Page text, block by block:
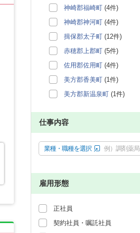
神崎郡福崎町 (4件)
神崎郡神河町 (4件)
揖保郡太子町 (12件)
赤穂郡上郡町 (5件)
佐用郡佐用町 (4件)
美方郡香美町 (1件)
美方郡新温泉町 (1件)
仕事内容
業種・職種を選択 例）調剤薬局
雇用形態
正社員
契約社員・嘱託社員